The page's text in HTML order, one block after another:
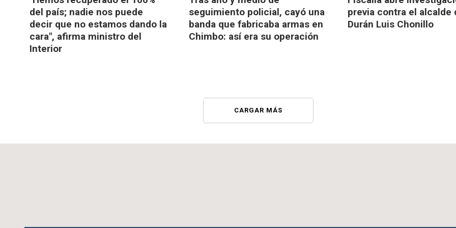
del país; nadie nos puede
decir que no estamos dando la
cara", afirma ministro del
Interior
seguimiento policial, cayó una
banda que fabricaba armas en
Chimbo: así era su operación
previa contra el alcalde
Durán Luis Chonillo
CARGAR MÁS